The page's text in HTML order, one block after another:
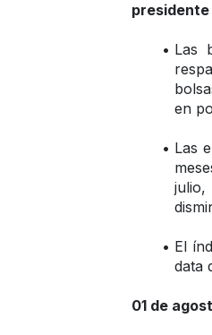
presidente
Las
en
Las
julio,
El
data
01 de